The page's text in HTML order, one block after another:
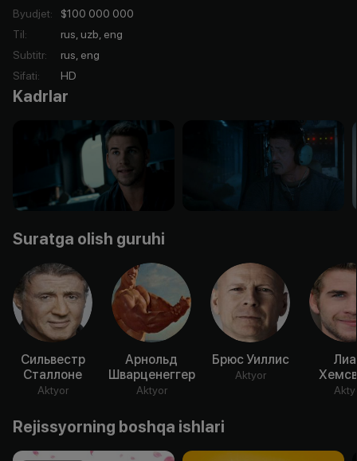
Byudjet:
$100 000 000
Til:
rus, uzb, eng
Subtitr:
rus, eng
Sifati: HD
Kadrlar
Suratga olish guruhi
Сильвестр
Сталлоне
Aktyor
Арнольд
Шварценеггер
Aktyor
Брюс Уиллис
Aktyor
Rejissyorning boshqa ishlari